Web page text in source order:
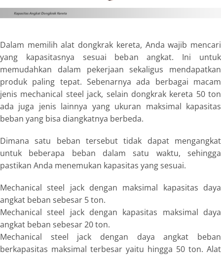
Dalam memilih alat dongkrak kereta, Anda wajib mencari
yang kapasitasnya sesuai beban angkat. Ini untuk
memudahkan dalam pekerjaan sekaligus mendapatkan
produk paling tepat. Sebenarnya ada berbagai macam
jenis mechanical steel jack, selain dongkrak kereta 50 ton
ada juga jenis lainnya yang ukuran maksimal kapasitas
beban yang bisa diangkatnya berbeda.
Dimana satu beban tersebut tidak dapat mengangkat
untuk beberapa beban dalam satu waktu, sehingga
pastikan Anda menemukan kapasitas yang sesuai.
Mechanical steel jackdengan maksimal kapasitas daya
angkat beban sebesar 5 ton.
Mechanical steel jackdengan kapasitas maksimal daya
angkat beban sebesar 20 ton.
Mechanical steel jack dengan daya angkat beban
berkapasitas maksimal terbesar yaitu hingga 50 ton. Alat